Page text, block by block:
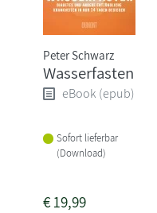
Peter Schwarz
Wasserfasten
eBook (epub)
Sofort lieferbar
(Download)
€19,99